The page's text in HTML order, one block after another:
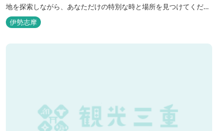
地を探索しながら、あなただけの特別な時と場所を見つけてくださ
い。
伊勢志摩